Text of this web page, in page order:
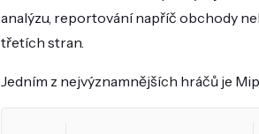
analýzu, reportování napříč obchody
třetích stran.
Jedním z nejvýznamnějších hráčů je